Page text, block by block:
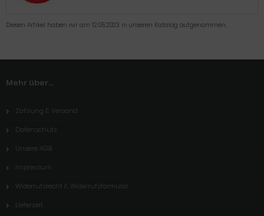
Diesen Artikel haben wir am 12.05.2023 in unseren Katalog aufgenommen.
Mehr über...
Zahlung & Versand
Datenschutz
Unsere AGB
Impressum
Widerrufsrecht & Widerrufsformular
Lieferzeit